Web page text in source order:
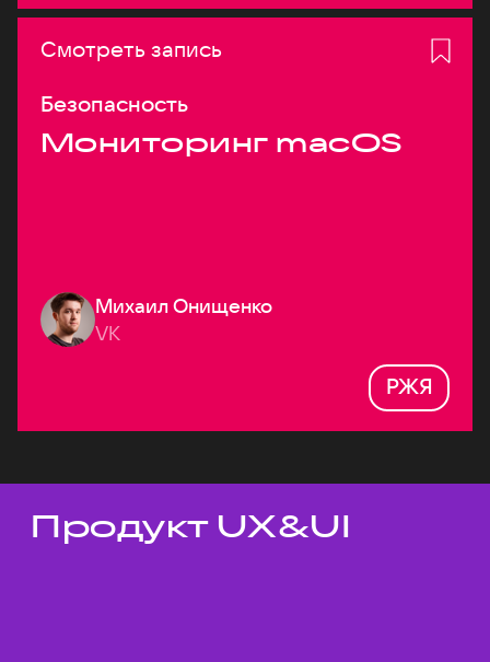
Смотреть запись
Безопасность
Мониторинг macOS
Михаил Онищенко
VK
РЖЯ
Темы докладов
Продукт UX&UI